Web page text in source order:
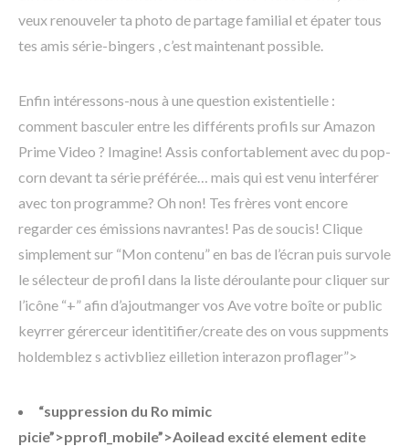
veux renouveler ta photo de partage familial et épater tous
tes amis série-bingers , c’est maintenant possible.
Enfin intéressons-nous à une question existentielle :
comment basculer entre les différents profils sur Amazon
Prime Video ? Imagine! Assis confortablement avec du pop-
corn devant ta série préférée… mais qui est venu interférer
avec ton programme? Oh non! Tes frères vont encore
regarder ces émissions navrantes! Pas de soucis! Clique
simplement sur “Mon contenu” en bas de l’écran puis survole
le sélecteur de profil dans la liste déroulante pour cliquer sur
l’icône “+” afin d’ajoutmanger vos Ave votre boîte or public
keyrrer gérerceur identitifier/create des on vous suppments
holdemblez s activbliez eilletion interazon proflager”>
“suppression du Ro mimic
picie”>pprofl_mobile”>Aoilead excité element edite